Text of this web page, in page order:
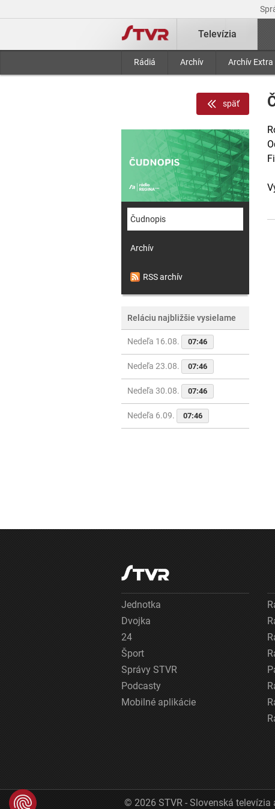
Televízia
Rádiá Archív Archív Extra
späť
Čudnopis
Archív
RSS archív
Reláciu najbližšie vysielame
Nedeľa 16.08. 07:46
Nedeľa 23.08. 07:46
Nedeľa 30.08. 07:46
Nedeľa 6.09. 07:46
Jednotka
Dvojka
24
Šport
Správy STVR
Podcasty
Mobilné aplikácie
© 2026 STVR - Slovenská televízia